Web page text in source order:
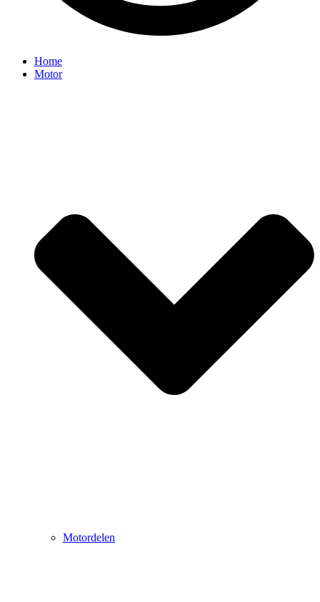
Home
Motor
Motordelen